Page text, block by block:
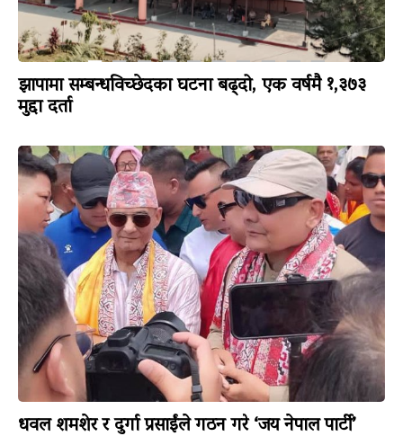
झापामा सम्बन्धविच्छेदका घटना बढ्दो, एक वर्षमै १,३७३
मुद्दा दर्ता
धवल शमशेर र दुर्गा प्रसाईंले गठन गरे ‘जय नेपाल पार्टी’